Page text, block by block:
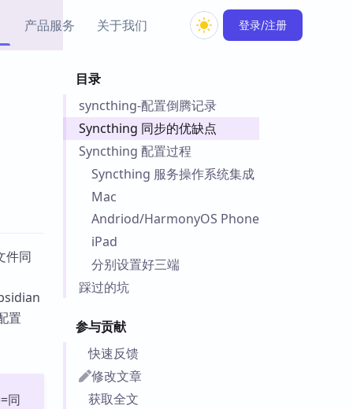
产品服务
集市
实例库
Obsidian 教程
基础用法、插件与外观
Obsidian 主题
关于我们 登录/注册
目录
syncthing-配置倒腾记录
Syncthing 同步的优缺点
Syncthing 配置过程
Syncthing 服务操作系统集成
Mac
Andriod/HarmonyOS Phone
iPad
分别设置好三端
踩过的坑
参与贡献
快速反馈
修改文章
获取全文
件同
置
同